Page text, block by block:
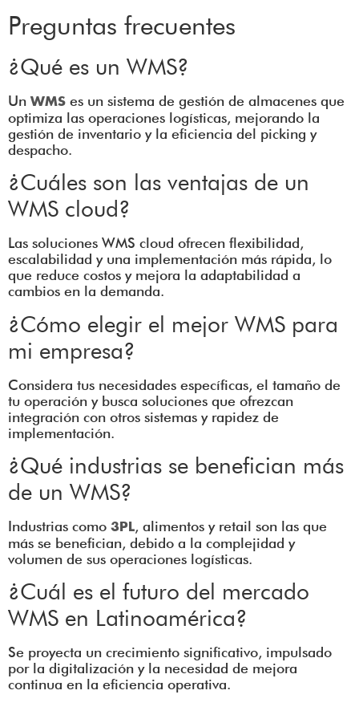
Preguntas frecuentes
¿Qué es un WMS?
Un WMS es un sistema de gestión de almacenes que
optimiza las operaciones logísticas, mejorando la
gestión de inventario y la eficiencia del picking y
despacho.
¿Cuáles son las ventajas de un
WMS cloud?
Las soluciones WMS cloud ofrecen flexibilidad,
escalabilidad y una implementación más rápida, lo
que reduce costos y mejora la adaptabilidad a
cambios en la demanda.
¿Cómo elegir el mejor WMS para
mi empresa?
Considera tus necesidades específicas, el tamaño de
tu operación y busca soluciones que ofrezcan
integración con otros sistemas y rapidez de
implementación.
¿Qué industrias se benefician más
de un WMS?
Industrias como 3PL, alimentos y retail son las que
más se benefician, debido a la complejidad y
volumen de sus operaciones logísticas.
¿Cuál es el futuro del mercado
WMS en Latinoamérica?
Se proyecta un crecimiento significativo, impulsado
por la digitalización y la necesidad de mejora
continua en la eficiencia operativa.